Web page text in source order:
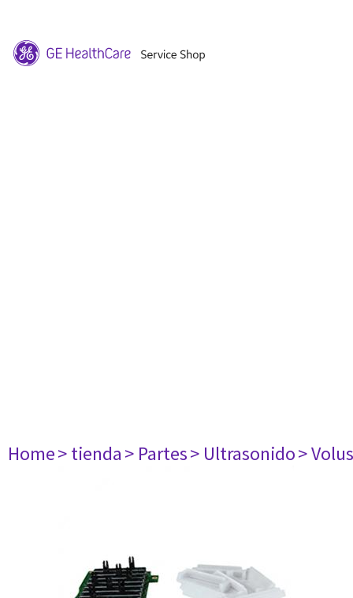
Home> tienda> Partes> Ultrasonido>